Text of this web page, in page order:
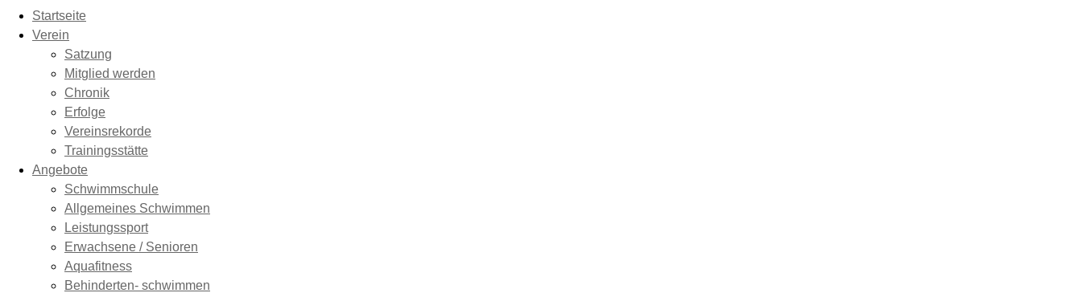
Startseite
Verein
Satzung
Mitglied werden
Chronik
Erfolge
Vereinsrekorde
Trainingsstätte
Angebote
Schwimmschule
Allgemeines Schwimmen
Leistungssport
Erwachsene / Senioren
Aquafitness
Behinderten- schwimmen